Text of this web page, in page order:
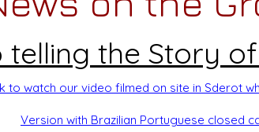
the Story
to watch our video filmed on site in Sderot
Version with Brazilian Portuguese closed